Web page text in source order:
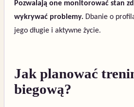
Pozwalają one monitorować stan
wykrywać problemy. Dbanie o
jego długie i aktywne życie.
Jak planować
biegową?